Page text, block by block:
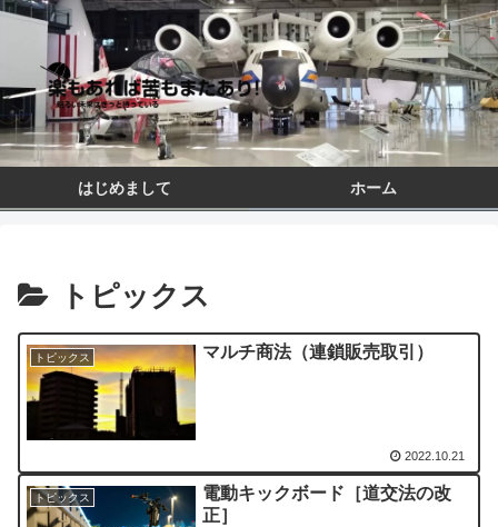
はじめまして ホーム
トピックス
トピックス マルチ商法（連鎖販売取引）
2022.10.21
トピックス
電動キックボード［道交法の改
正］